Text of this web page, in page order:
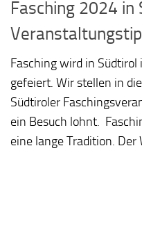
Fasching 2024 in
Fasching wird in
gefeiert. Wir stellen in
Südtiroler
ein Besuch lohnt.
eine lange Tradition. Der